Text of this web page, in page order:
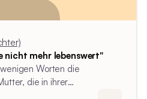
nicht mehr lebenswert"
Worten die
die in ihrer